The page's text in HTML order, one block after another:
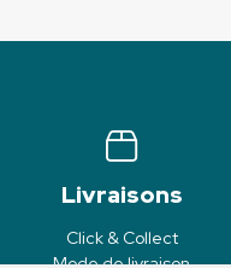
Livraisons
Click & Collect
Mode de livraison